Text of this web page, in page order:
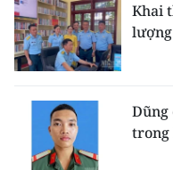
Khai
Dũng
trong